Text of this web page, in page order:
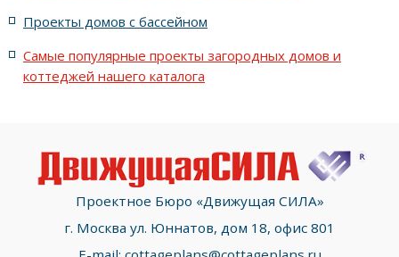
Проекты домов с бассейном
Самые популярные проекты загородных домов и
коттеджей нашего каталога
Проектное Бюро «Движущая СИЛА»
г. Москва ул. Юннатов, дом 18, офис 801